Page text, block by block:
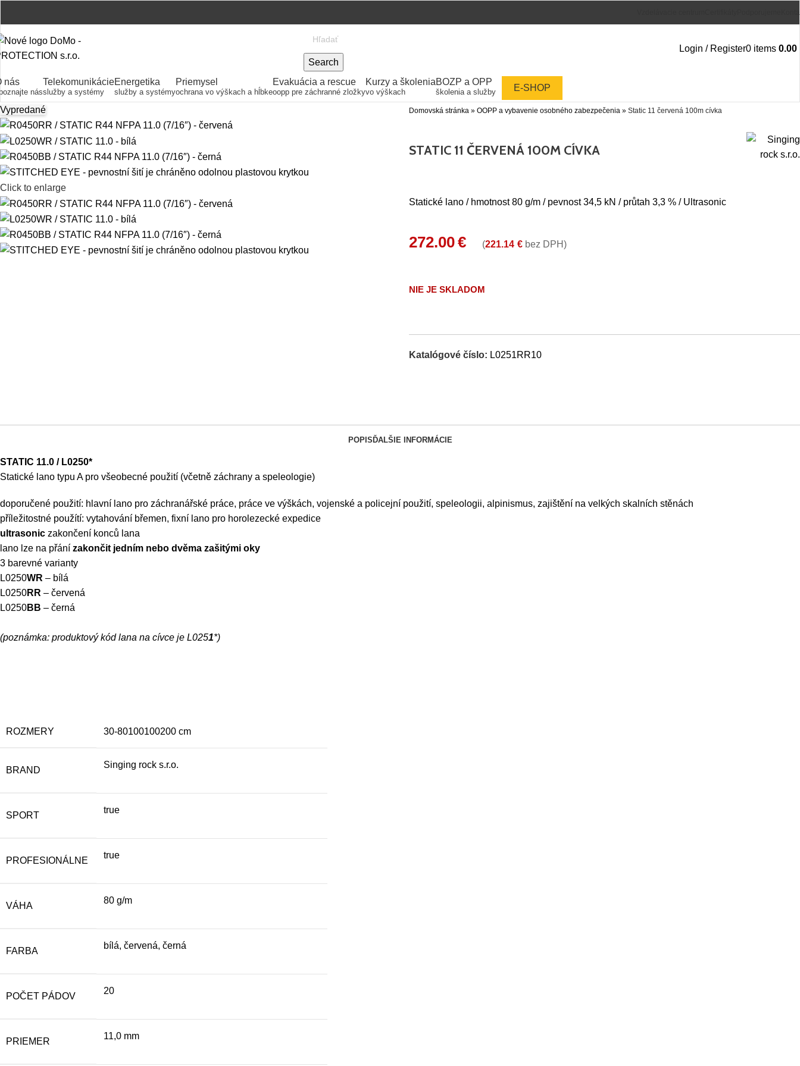
Search
Login / Register0 items 0.00
nás
nás
Telekomunikácie
služby a systémy
Energetika
služby a systémy
Priemysel
ochrana vo výškach a hĺbke
Evakuácia a rescue
oopp pre záchranné zložky
Kurzy a školenia
vo výškach
BOZP a OPP
školenia a služby E-SHOP
Vypredané
Click to enlarge
Domovská stránka » OOPP a vybavenie osobného zabezpečenia » Static 11 červená 100m cívka
STATIC 11 ČERVENÁ 100M CÍVKA
Statické lano / hmotnost 80 g/m / pevnost 34,5 kN / průtah 3,3 % / Ultrasonic
272.00€ (221.14 € bez DPH)
NIE JE SKLADOM
Katalógové číslo: L0251RR10
POPIS ĎALŠIE INFORMÁCIE
STATIC 11.0 / L0250*
Statické lano typu A pro všeobecné použití (včetně záchrany a speleologie)
doporučené použití: hlavní lano pro záchranářské práce, práce ve výškách, vojenské a policejní použití, speleologii, alpinismus, zajištění na velkých skalních stěnách
příležitostné použítí: vytahování břemen, fixní lano pro horolezecké expedice
ultrasonic zakončení konců lana
lano lze na přání zakončit jedním nebo dvěma zašitými oky
3 barevné varianty
L0250WR – bílá
L0250RR – červená
L0250BB – černá
(poznámka: produktový kód lana na cívce je L0251*)
ROZMERY 30-80100100200 cm
BRAND
Singing rock s.r.o.
SPORT
true
PROFESIONÁLNE
true
VÁHA
80 g/m
FARBA
bílá, červená, černá
POČET PÁDOV
20
PRIEMER
11,0 mm